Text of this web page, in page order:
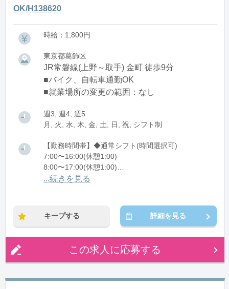
OK/H138620
時給：1,800円
東京都葛飾区
JR常磐線(上野～取手) 金町 徒歩9分
■バイク、自転車通勤OK
■就業場所の変更の範囲：なし
週3, 週4, 週5
月, 火, 水, 木, 金, 土, 日, 祝, シフト制
【勤務時間帯】◆通常シフト(時間選択可)
7:00〜16:00(休憩1:00)
8:00〜17:00(休憩1:00)
12:00〜21:00(休憩1:00)
...続きを見る
キープする 詳細を見る
この求人に応募する